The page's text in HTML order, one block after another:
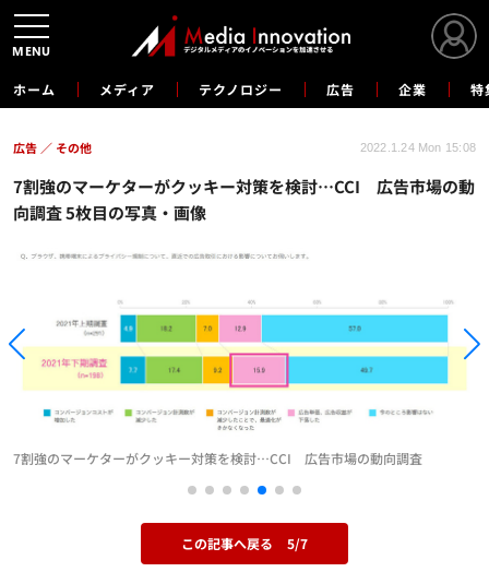
ホーム メディア テクノロジー 広告 企業 特
7割強のマーケターがクッキー対策を検討…CCI 広告市場の動
向調査 5枚目の写真・画像
広告 その他 2022.1.24 Mon 15:08
7割強のマーケターがクッキー対策を検討…CCI 広告市場の動向調査
この記事へ戻る 5/7
MENU